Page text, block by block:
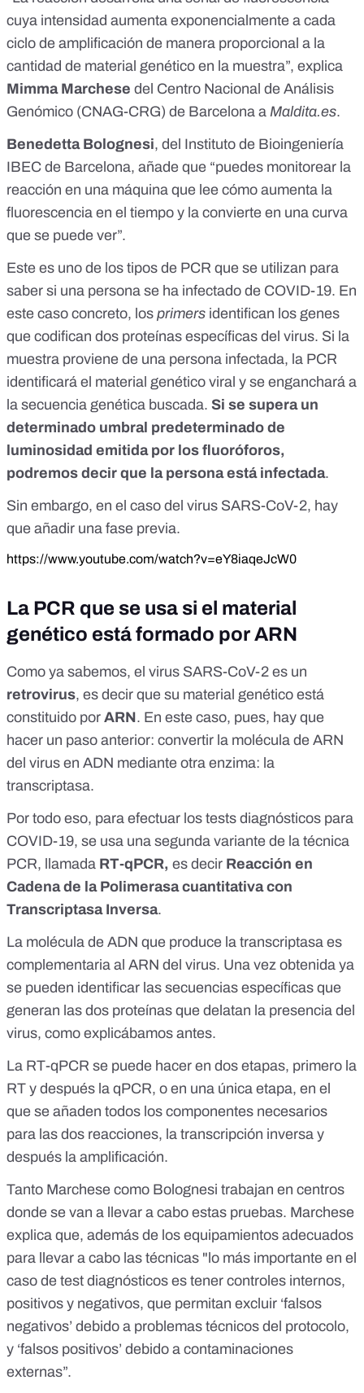
cuya intensidad aumenta exponencialmente a cada
ciclo de amplificación de manera proporcional a la
cantidad de material genético en la muestra”, explica
Mimma Marchese del Centro Nacional de Análisis
Genómico (CNAG-CRG) de Barcelona a Maldita.es.
Benedetta Bolognesi, del Instituto de Bioingeniería
IBEC de Barcelona, añade que “puedes monitorear la
reacción en una máquina que lee cómo aumenta la
fluorescencia en el tiempo y la convierte en una curva
que se puede ver”.
Este es uno de los tipos de PCR que se utilizan para
saber si una persona se ha infectado de COVID-19. En
este caso concreto, los primers identifican los genes
que codifican dos proteínas específicas del virus. Si la
muestra proviene de una persona infectada, la PCR
identificará el material genético viral y se enganchará a
la secuencia genética buscada. Si se supera un
determinado umbral predeterminado de
luminosidad emitida por los fluoróforos,
podremos decir que la persona está infectada.
Sin embargo, en el caso del virus SARS-CoV-2, hay
que añadir una fase previa.
https://www.youtube.com/watch?v=eY8iaqeJcW0
La PCR que se usa si el material
genético está formado por ARN
Como ya sabemos, el virus SARS-CoV-2 es un
retrovirus, es decir que su material genético está
constituido por ARN. En este caso, pues, hay que
hacer un paso anterior: convertir la molécula de ARN
del virus en ADN mediante otra enzima: la
transcriptasa.
Por todo eso, para efectuar los tests diagnósticos para
COVID-19, se usa una segunda variante de la técnica
PCR, llamada RT-qPCR, es decir Reacción en
Cadena de la Polimerasa cuantitativa con
Transcriptasa Inversa.
La molécula de ADN que produce la transcriptasa es
complementaria al ARN del virus. Una vez obtenida ya
se pueden identificar las secuencias específicas que
generan las dos proteínas que delatan la presencia del
virus, como explicábamos antes.
La RT-qPCR se puede hacer en dos etapas, primero la
RT y después la qPCR, o en una única etapa, en el
que se añaden todos los componentes necesarios
para las dos reacciones, la transcripción inversa y
después la amplificación.
Tanto Marchese como Bolognesi trabajan en centros
donde se van a llevar a cabo estas pruebas. Marchese
explica que, además de los equipamientos adecuados
para llevar a cabo las técnicas "lo más importante en el
caso de test diagnósticos es tener controles internos,
positivos y negativos, que permitan excluir ‘falsos
negativos’ debido a problemas técnicos del protocolo,
y ‘falsos positivos’ debido a contaminaciones
externas”.